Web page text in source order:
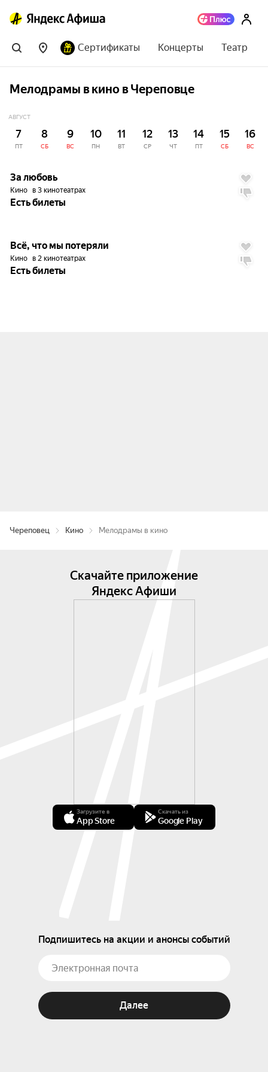
Сертификаты Концерты Театр
Мелодрамы в кино в Череповце
АВГУСТ
7
ПТ
8
СБ
9
ВС
10
ПН
11
ВТ
12
СР
13
ЧТ
14
ПТ
15
СБ
16
ВС
6.3
За любовь
Кино в 3 кинотеатрах
Есть билеты
6.1
Всё, что мы потеряли
Кино в 2 кинотеатрах
Есть билеты
Череповец Кино Мелодрамы в кино
Скачайте приложение
Яндекс Афиши
Загрузите в
App Store
Скачать из
Google Play
Подпишитесь на акции и анонсы событий
Далее